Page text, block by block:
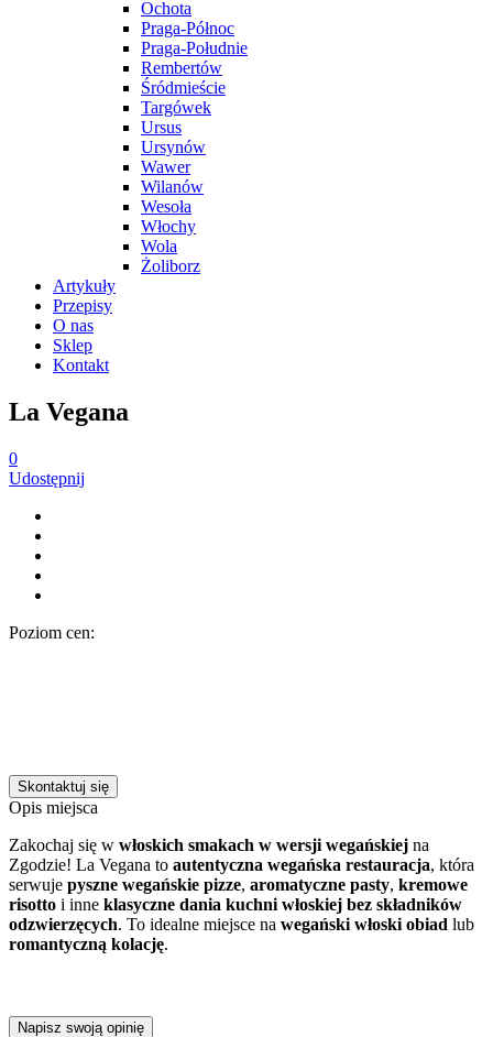
Ochota
Praga-Północ
Praga-Południe
Rembertów
Śródmieście
Targówek
Ursus
Ursynów
Wawer
Wilanów
Wesoła
Włochy
Wola
Żoliborz
Artykuły
Przepisy
O nas
Sklep
Kontakt
La Vegana
0
Udostępnij
Poziom cen:
Skontaktuj się
Opis miejsca
Zakochaj się w włoskich smakach w wersji wegańskiej na
Zgodzie! La Vegana to autentyczna wegańska restauracja, która
serwuje pyszne wegańskie pizze, aromatyczne pasty, kremowe
risotto i inne klasyczne dania kuchni włoskiej bez składników
odzwierzęcych. To idealne miejsce na wegański włoski obiad lub
romantyczną kolację.
Napisz swoją opinię